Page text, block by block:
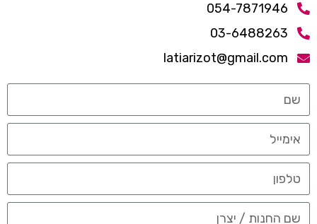
054-7871946
03-6488263
latiarizot@gmail.com